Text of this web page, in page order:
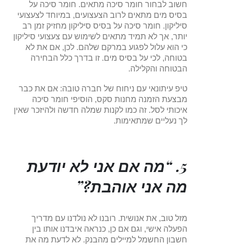
חשוב לבחור חומר סיכה מתאים. חומר סיכה על
בסיס מים מתאים לרוב הצעצועים, במיוחד לצעצועי
סיליקון. חומר סיכה על בסיס סיליקון מחזיק זמן רב
יותר, אך לא תמיד מתאים לשימוש עם צעצועי סיליקון
כי הוא עלול לפגוע במרקם שלהם. לכן, אם את לא
בטוחה, לכי על בסיס מים. זו בדרך כלל הבחירה
הבטוחה והקלילה.
טיפ עיתונאי עם ניחוח של חברה טובה: אם את כבר
מבצעת הזמנה מחנות סקס, הוסיפי חומר סיכה
איכותי לסל. זה כמו לקנות שמלה חדשה ולהיזכר שאין
לך נעליים שמתאימות.
5. “מה אם אני לא יודעת
מה אני אוהבת?”
מזל טוב, את אנושית. רובנו לא נולדנו עם מדריך
הפעלה אישי, וגם אם כן, כנראה איבדנו אותו בין
חשבון החשמל למיילים מהבנק. לא לדעת מה את